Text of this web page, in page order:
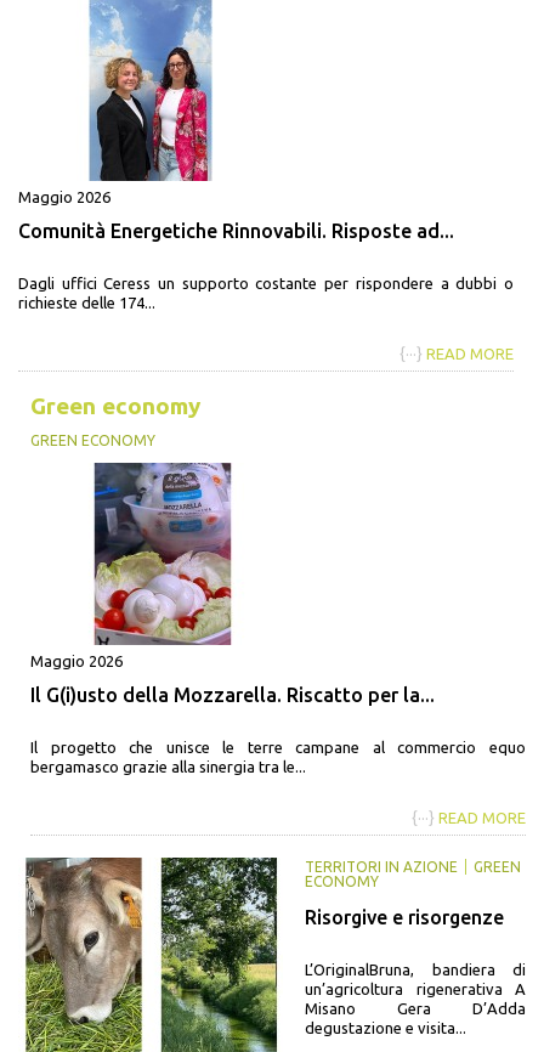
Maggio 2026
Comunità Energetiche Rinnovabili. Risposte ad...
Dagli uffici Ceress un supporto costante per rispondere a dubbi o
richieste delle 174...
{···} READ MORE
Green economy
GREEN ECONOMY
Maggio 2026
Il G(i)usto della Mozzarella. Riscatto per la...
Il progetto che unisce le terre campane al commercio equo
bergamasco grazie alla sinergia tra le...
{···} READ MORE
TERRITORI IN AZIONE
GREEN
ECONOMY
Risorgive e risorgenze
L’OriginalBruna, bandiera di
un’agricoltura rigenerativa A
Misano Gera D’Adda
degustazione e visita...